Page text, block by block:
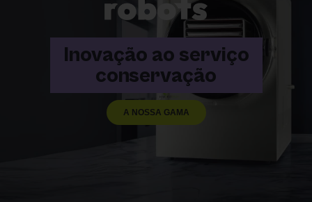
Inovação ao serviço
conservação
A NOSSA GAMA